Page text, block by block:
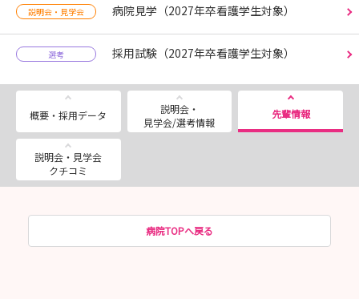
説明会・見学会 病院見学（2027年卒看護学生対象）
選考 採用試験（2027年卒看護学生対象）
概要・採用データ
説明会・
見学会/選考情報
先輩情報
説明会・見学会
クチコミ
病院TOPへ戻る